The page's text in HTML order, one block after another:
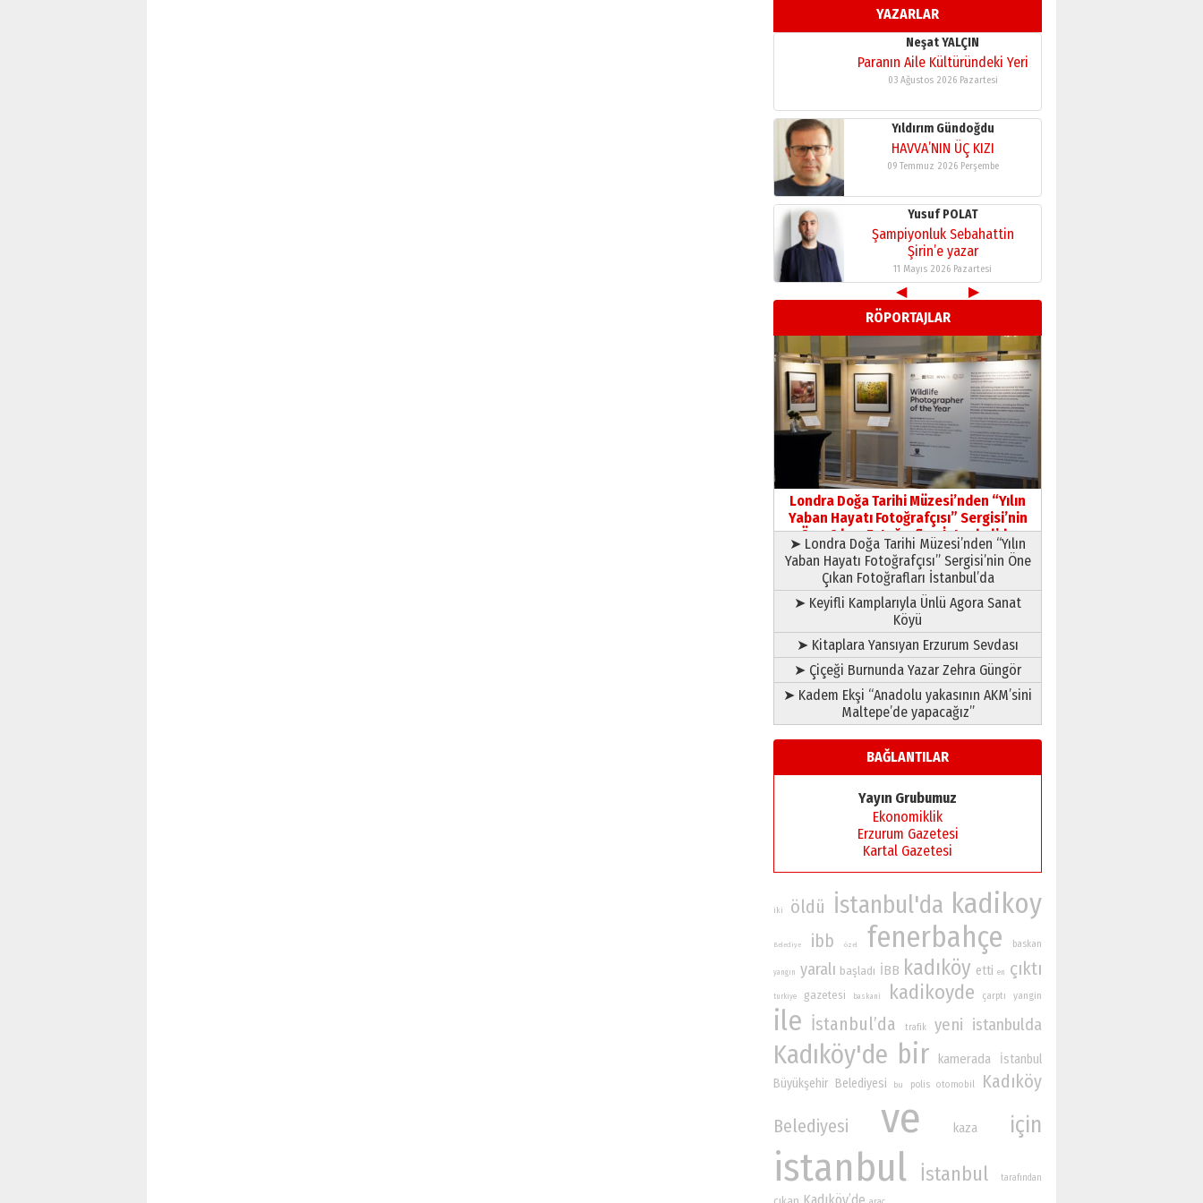
YAZARLAR
11 Mayıs 2026 Pazartesi
Neşat YALÇIN
Paranın Aile Kültüründeki Yeri
03 Ağustos 2026 Pazartesi
Yıldırım Gündoğdu
HAVVA’NIN ÜÇ KIZI
09 Temmuz 2026 Perşembe
Yusuf POLAT
Şampiyonluk Sebahattin
Şirin’e yazar
11 Mayıs 2026 Pazartesi
Neşat YALÇIN
Paranın Aile Kültüründeki Yeri
03 Ağustos 2026 Pazartesi
Yıldırım Gündoğdu
HAVVA’NIN ÜÇ KIZI
09 Temmuz 2026 Perşembe
Yusuf POLAT
Şampiyonluk Sebahattin
Şirin’e yazar
11 Mayıs 2026 Pazartesi
◀
▶
RÖPORTAJLAR
Londra Doğa Tarihi Müzesi’nden “Yılın
Yaban Hayatı Fotoğrafçısı” Sergisi’nin
Öne Çıkan Fotoğrafları İstanbul’da
➤ Londra Doğa Tarihi Müzesi’nden “Yılın
Yaban Hayatı Fotoğrafçısı” Sergisi’nin Öne
Çıkan Fotoğrafları İstanbul’da
➤ Keyifli Kamplarıyla Ünlü Agora Sanat
Köyü
➤ Kitaplara Yansıyan Erzurum Sevdası
➤ Çiçeği Burnunda Yazar Zehra Güngör
➤ Kadem Ekşi “Anadolu yakasının AKM’sini
Maltepe’de yapacağız”
BAĞLANTILAR
Yayın Grubumuz
Ekonomiklik
Erzurum Gazetesi
Kartal Gazetesi
iki öldü İstanbul'da kadikoy
Belediye ibb özel fenerbahçe baskan
yangın yaralı başladı İBB kadıköy etti en çıktı
turkiye gazetesi baskani kadikoyde çarptı yangin
ile İstanbul’da trafik yeni istanbulda
Kadıköy'de bir kamerada
İstanbul
Büyükşehir Belediyesi
bu polis otomobil Kadıköy
Belediyesi ve kaza için
istanbul İstanbul tarafından